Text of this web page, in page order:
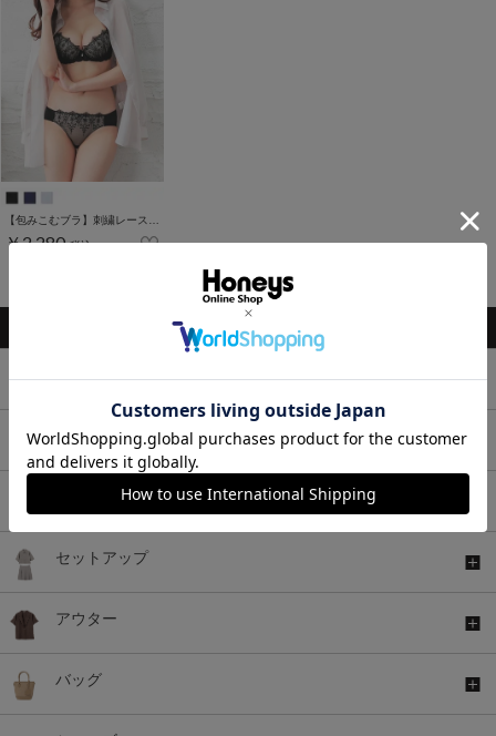
￥2,280 税込
1～7件 (全7件)
ボトムス
ワンピース
セットアップ
アウター
バッグ